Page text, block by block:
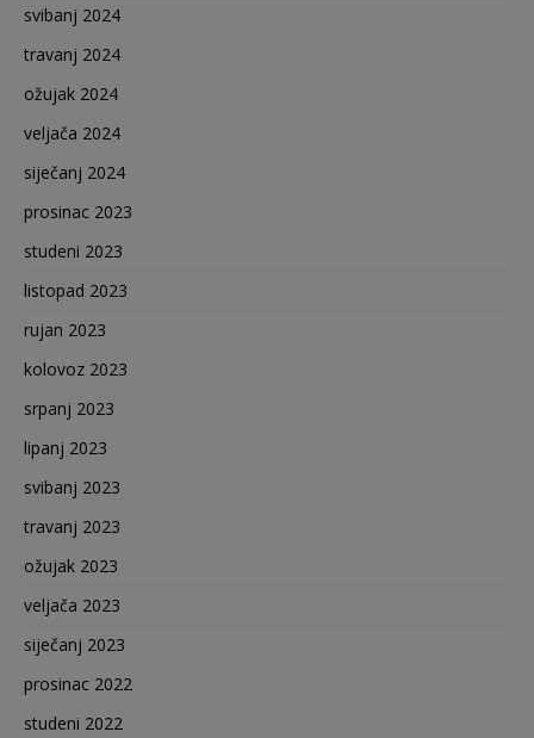
svibanj 2024
travanj 2024
ožujak 2024
veljača 2024
siječanj 2024
prosinac 2023
studeni 2023
listopad 2023
rujan 2023
kolovoz 2023
srpanj 2023
lipanj 2023
svibanj 2023
travanj 2023
ožujak 2023
veljača 2023
siječanj 2023
prosinac 2022
studeni 2022